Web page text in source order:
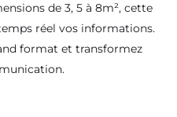
de 3, 5 à 8m², cette
réel vos informations.
format et transformez